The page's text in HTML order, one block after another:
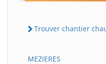
Trouver chantier
MEZIERES